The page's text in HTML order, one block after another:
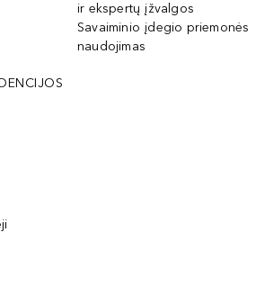
ir ekspertų įžvalgos
Savaiminio įdegio priemonės
naudojimas